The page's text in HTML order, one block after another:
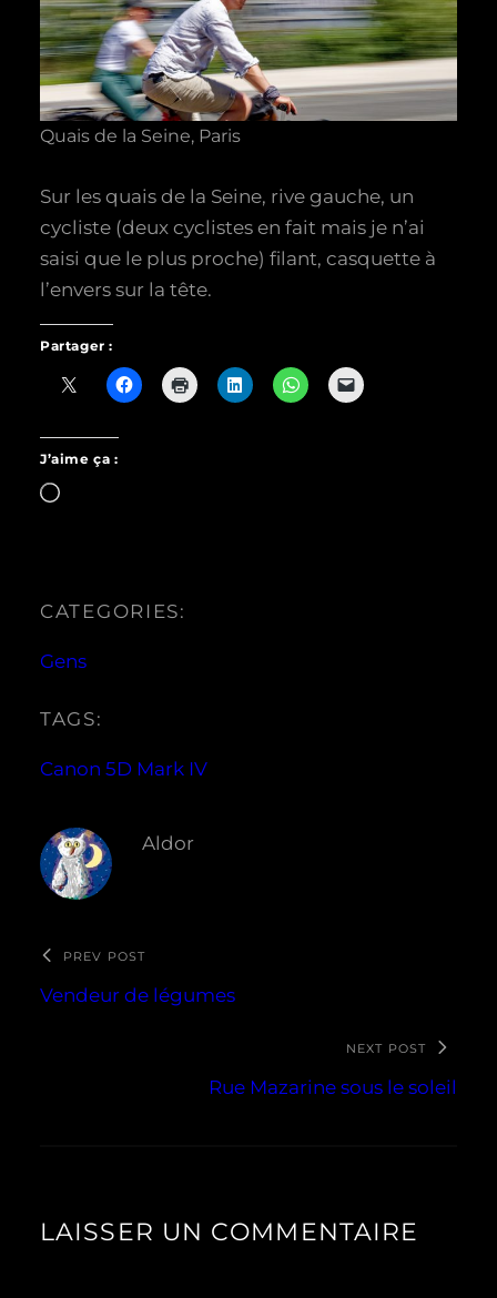
Quais de la Seine, Paris
Sur les quais de la Seine, rive gauche, un
cycliste (deux cyclistes en fait mais je n’ai
saisi que le plus proche) filant, casquette à
l’envers sur la tête.
Partager :
J’aime ça :
Chargement…
CATEGORIES:
Gens
TAGS:
Canon 5D Mark IV
Aldor
PREV POST
Vendeur de légumes
NEXT POST
Rue Mazarine sous le soleil
LAISSER UN COMMENTAIRE